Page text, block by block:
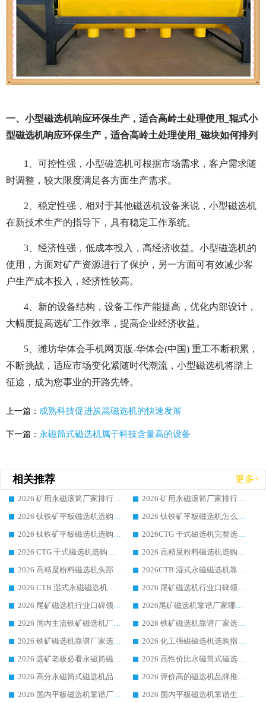
一、小型磁选机响应环保生产，适合高岭土处理使用_辊式小
型磁选机响应环保生产，适合高岭土处理使用_磁块如何排列
1、可控性强，小型磁选机可根据市场需求，客户需求随
时调整，较大限度满足各方面生产需求。
2、稳定性强，相对于其他磁选机设备来说，小型磁选机
在新技术生产的指导下，具有稳定工作系统。
3、经济性强，低成本投入，高经济收益。小型磁选机的
使用，方面对矿产资源进行了保护，另一方面可有效减少客
户生产成本投入，经济性较高。
4、新的设备结构，设备工作产能提高，优化内部设计，
大幅度提高选矿工作效率，提高企业经济收益。
5、潍坊华体会手机网页版-华体会(中国) 重工不断积累，
不断挑战，适应市场变化紧随时代潮流，小型磁选机将踏上
征途，成为您事业的开路先锋。
上一篇： 成熟科技促进炭黑磁选机的快速发展
下一篇： 永磁筒式磁选机属于科技含量高的设备
相关推荐 更多+
2026 矿用永磁滚筒厂家排行榜选购干货指南 行业口碑标杆华体会手机网页版-华体会(中国) 实力出众
2026 矿用永磁滚筒厂家排行榜选购指南，行业口碑领域强者华体会手机网页版-华体会(中国)
2026 钛铁矿平板磁选机选购全攻略 市场公认优质品牌厂家实力排行榜
2026 钛铁矿平板磁选机怎么选 靠谱生产企业实力排行榜选购参考攻略
2026 钛铁矿平板磁选机选购指南 行业口碑优选品牌生产企业实力排行榜
2026CTG 干式磁选机完整选购指南 行业口碑顶尖靠谱生产龙头厂家实力推荐
2026 CTG 干式磁选机选购指南|行业口碑靠谱生产厂家领域强者推荐
2026 高精度粉料磁选机选购全攻略 行业优质品牌华体会手机网页版-华体会(中国) 实力深度解析
2026 高精度粉料磁选机头部厂家选购指南 行业口碑靠谱品牌推荐 领域强者华体会手机网页版-华体会(中国) 解析
2026CTB 湿式永磁磁选机靠谱厂家实力排行榜 铁矿选矿设备采购全流程选购指南
2026 CTB 湿式永磁磁选机选购指南|行业口碑良好品牌推荐，领域强者华体会手机网页版-华体会(中国)
2026 尾矿磁选机行业口碑领域强者，源头直供国内主流厂家华体会手机网页版-华体会(中国) 一站式服务
2026 尾矿磁选机行业口碑领域强者，源头直供国内主流厂家华体会手机网页版-华体会(中国) 一站式服务
2026尾矿磁选机靠谱厂家哪家好 行业口碑领域强者华体会手机网页版-华体会(中国) 推荐
2026 国内主流铁矿磁选机厂家选购指南|行业口碑好品牌推荐，领域强者华体会手机网页版-华体会(中国)
2026 铁矿磁选机靠谱厂家选购全攻略 行业标杆华体会手机网页版-华体会(中国) 设备性价比出众
2026 铁矿磁选机靠谱厂家选购指南，领域强者华体会手机网页版-华体会(中国) 铁矿磁选机性价比高
2026 化工强磁磁选机选购指南 5 家行业口碑靠谱厂家领域强者推荐
2026 选矿老板必看永磁筒磁选机推荐 行业头部品牌口碑设备选购全攻略
2026 高性价比永磁筒式磁选机品牌盘点 行业强者口碑实测选购完整指南
2026 高分永磁筒式磁选机品牌推荐 选矿设备强者对比测评采购避坑全攻略
2026 评价高的磁选机品牌推荐选购指南，永磁筒式磁选机设备领域强者全景行业口碑解析
2026 国内平板磁选机靠谱厂家排名 行业实测口碑设备按需选购全指南
2026 国内平板磁选机靠谱生产厂家推荐排名|行业口碑选购指南，领域强者按需选设备